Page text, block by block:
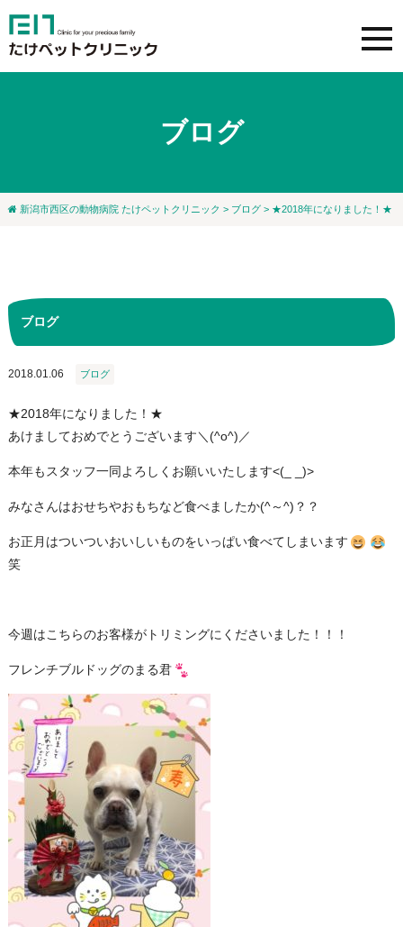
ブログ
新潟市西区の動物病院 たけペットクリニック > ブログ> ★2018年になりました！★
ブログ
2018.01.06 ブログ
★2018年になりました！★
あけましておめでとうございます＼(^o^)／
本年もスタッフ一同よろしくお願いいたします<(_ _)>
みなさんはおせちやおもちなど食べましたか(^～^)？？
お正月はついついおいしいものをいっぱい食べてしまいます
笑
今週はこちらのお客様がトリミングにくださいました！！！
フレンチブルドッグのまる君